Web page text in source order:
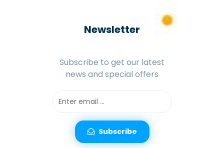
Newsletter
Subscribe to get our latest
news and special offers
Subscribe